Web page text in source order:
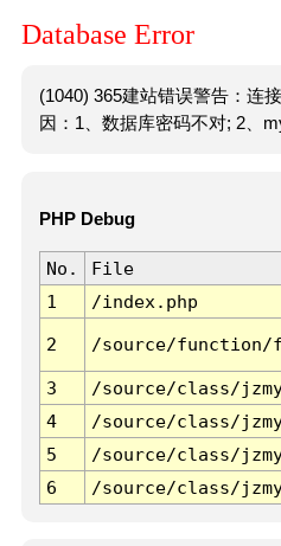
Database Error
(1040) 365建站错误警告：连
因：1、数据库密码不对; 2、
PHP Debug
No. File
1
/index.php
2 /source/function/
3 /source/class/
4
/source/class/
5
/source/class/
6
/source/class/